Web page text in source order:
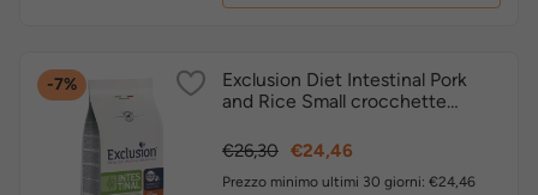
-7%
Exclusion Diet Intestinal Pork
and Rice Small crocchette
Prezzo
€26,30 Prezzo
€24,46
Prezzo minimo ultimi 30 giorni: €24,46